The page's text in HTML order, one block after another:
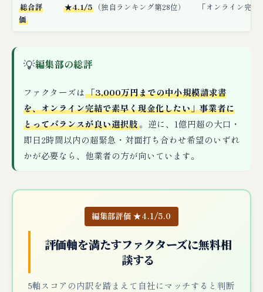
総合評
価
★4.1/5 （独自ランキング第28位） 「オンライン完
💡編集部の総評
ファクターズは「3,000万円までの中小規模請求書
を、オンライン完結で素早く現金化したい」事業者に
とってバランスが良い選択肢。逆に、1億円超の大口・
即日2時間以内の超緊急・対面打ち合わせ希望のいずれ
かが必要なら、他業者の方が向いています。
編集部評価 ★4.1/5.0
評価軸を満たすファクターズに無料相
談する
5軸スコアの内訳を踏まえて自社にマッチすると判断